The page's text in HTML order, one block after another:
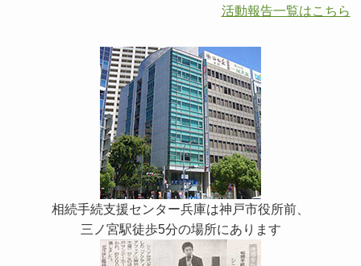
活動報告一覧はこちら
相続手続支援センター兵庫は神戸市役所前、
三ノ宮駅徒歩5分の場所にあります